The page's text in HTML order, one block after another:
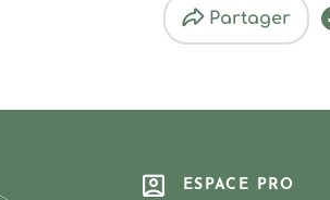
Partager
ESPACE PRO